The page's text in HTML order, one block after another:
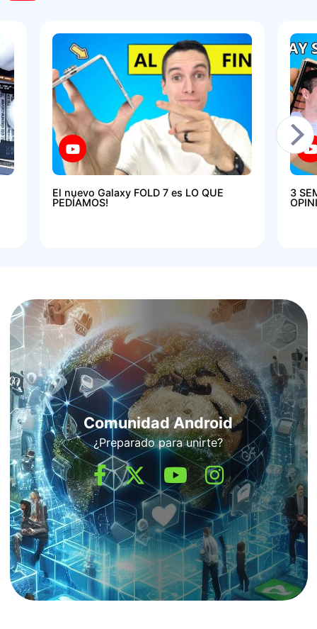
El nuevo Galaxy FOLD 7 es LO QUE
PEDÍAMOS!
3
Comunidad Android
¿Preparado para unirte?